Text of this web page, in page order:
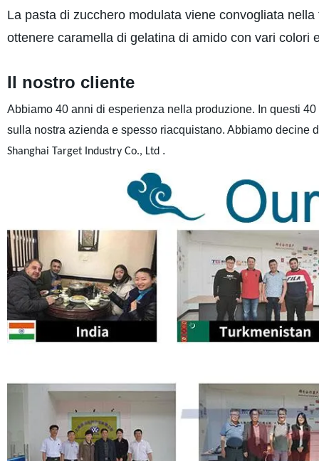
La pasta di zucchero modulata viene convogliata
ottenere caramella di gelatina di amido con vari colori
Il nostro cliente
Abbiamo 40 anni di esperienza nella produzione. In questi
sulla nostra azienda e spesso riacquistano. Abbiamo
Shanghai Target Industry Co., Ltd .